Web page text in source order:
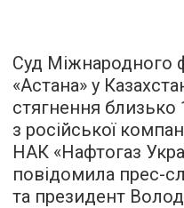
Суд Міжнародного
«Астана» у
стягнення
з російської
НАК «Нафтогаз
повідомила прес-
та президент